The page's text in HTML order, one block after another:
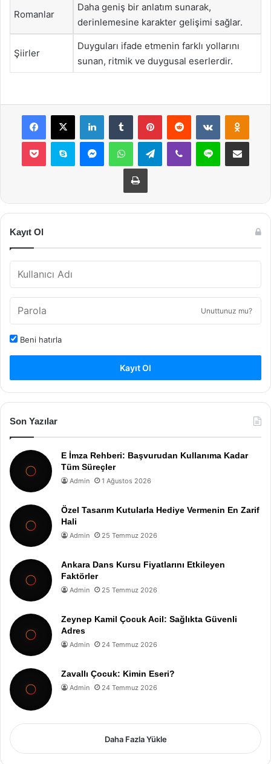
Romanlar
Daha geniş bir anlatım sunarak,
derinlemesine karakter gelişimi sağlar.
Şiirler
Duyguları ifade etmenin farklı yollarını
sunan, ritmik ve duygusal eserlerdir.
Facebook
X LinkedInTumblr PinterestReddit VKontakte
Pocket Skype MessengerWhatsAppTelegramViber Line E-Posta ile
Yazdır
Kayıt Ol
Unuttunuz mu?
Beni hatırla
Kayıt Ol
Son Yazılar
E İmza Rehberi: Başvurudan Kullanıma Kadar
Tüm Süreçler
Admin 1 Ağustos 2026
Özel Tasarım Kutularla Hediye Vermenin En Zarif
Hali
Admin 25 Temmuz 2026
Ankara Dans Kursu Fiyatlarını Etkileyen
Faktörler
Admin 25 Temmuz 2026
Zeynep Kamil Çocuk Acil: Sağlıkta Güvenli
Adres
Admin 24 Temmuz 2026
Zavallı Çocuk: Kimin Eseri?
Admin 24 Temmuz 2026
Daha Fazla Yükle